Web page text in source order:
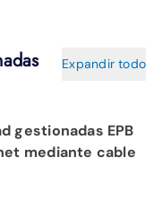
Expandir todo
gestionadas EPB
mediante cable